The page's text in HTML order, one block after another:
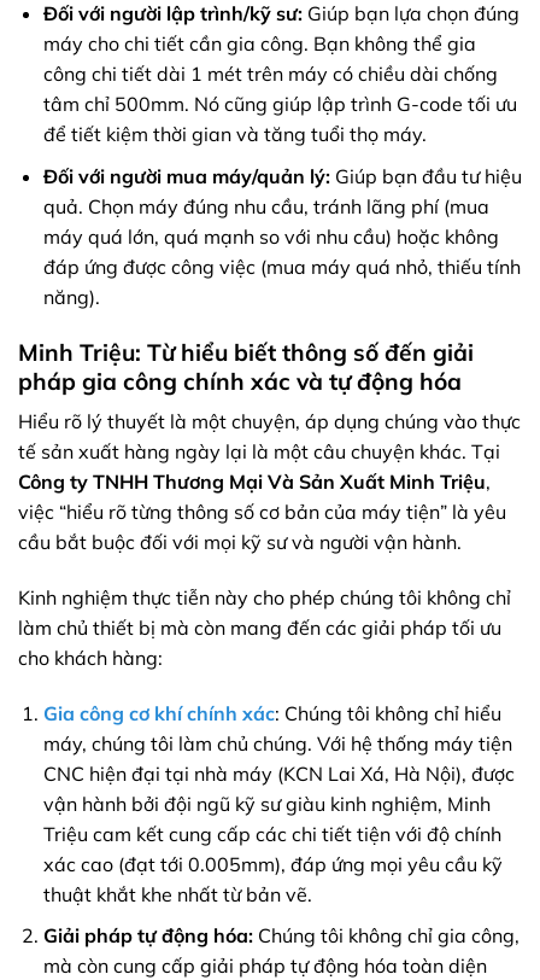
Đối với người lập trình/kỹ sư:Giúp bạn lựa chọn đúng
máy cho chi tiết cần gia công. Bạn không thể gia
công chi tiết dài 1 mét trên máy có chiều dài chống
tâm chỉ 500mm. Nó cũng giúp lập trình G-code tối ưu
để tiết kiệm thời gian và tăng tuổi thọ máy.
Đối với người mua máy/quản lý:Giúp bạn đầu tư hiệu
quả. Chọn máy đúng nhu cầu, tránh lãng phí (mua
máy quá lớn, quá mạnh so với nhu cầu) hoặc không
đáp ứng được công việc (mua máy quá nhỏ, thiếu tính
năng).
Minh Triệu: Từ hiểu biết thông số đến giải
pháp gia công chính xác và tự động hóa
Hiểu rõ lý thuyết là một chuyện, áp dụng chúng vào thực
tế sản xuất hàng ngày lại là một câu chuyện khác. Tại
Công ty TNHH Thương Mại Và Sản Xuất Minh Triệu,
việc “hiểu rõ từng thông số cơ bản của máy tiện” là yêu
cầu bắt buộc đối với mọi kỹ sư và người vận hành.
Kinh nghiệm thực tiễn này cho phép chúng tôi không chỉ
làm chủ thiết bị mà còn mang đến các giải pháp tối ưu
cho khách hàng:
Gia công cơ khí chính xác: Chúng tôi không chỉ hiểu
máy, chúng tôi làm chủ chúng. Với hệ thống máy tiện
CNC hiện đại tại nhà máy (KCN Lai Xá, Hà Nội), được
vận hành bởi đội ngũ kỹ sư giàu kinh nghiệm, Minh
Triệu cam kết cung cấp các chi tiết tiện với độ chính
xác cao (đạt tới 0.005mm), đáp ứng mọi yêu cầu kỹ
thuật khắt khe nhất từ bản vẽ.
Giải pháp tự động hóa:Chúng tôi không chỉ gia công,
mà còn cung cấp giải pháp tự động hóa toàn diện